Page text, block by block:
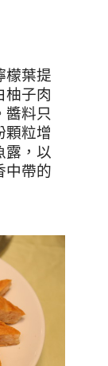
檬葉提
柚子肉
醬料只
顆粒增
露，以
中帶的